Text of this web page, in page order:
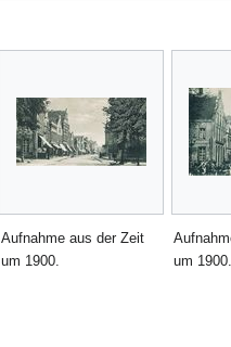
Aufnahme aus der Zeit
um 1900.
um 1900.